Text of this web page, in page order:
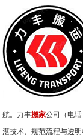
航。力丰搬家公司（电
湛技术、规范流程与透